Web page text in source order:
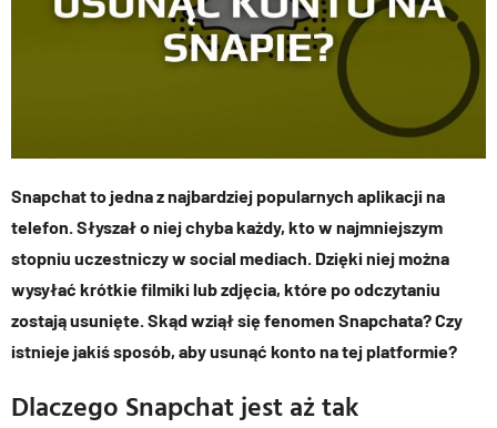
Snapchat to jedna z najbardziej popularnych aplikacji na
telefon. Słyszał o niej chyba każdy, kto w najmniejszym
stopniu uczestniczy w social mediach. Dzięki niej można
wysyłać krótkie filmiki lub zdjęcia, które po odczytaniu
zostają usunięte. Skąd wziął się fenomen Snapchata? Czy
istnieje jakiś sposób, aby usunąć konto na tej platformie?
Dlaczego Snapchat jest aż tak